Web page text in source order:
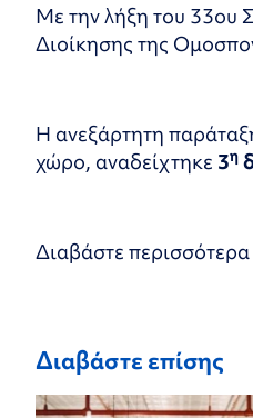
Με την λήξη του 33ου
Διοίκησης της
Η ανεξάρτητη
χώρο, αναδείχτηκε 3η
Διαβάστε
Διαβάστε επίσης